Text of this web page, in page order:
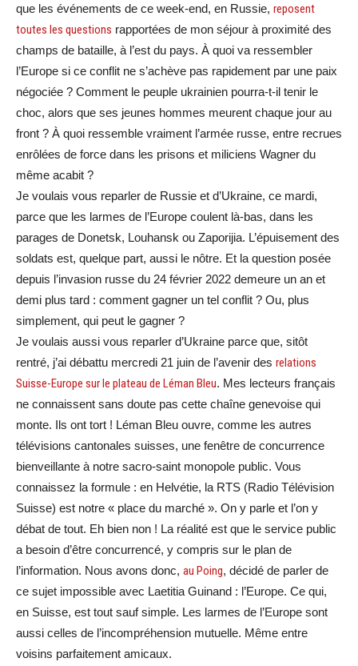
que les événements de ce week-end, en Russie, reposent
toutes les questions rapportées de mon séjour à proximité des
champs de bataille, à l’est du pays. À quoi va ressembler
l’Europe si ce conflit ne s’achève pas rapidement par une paix
négociée ? Comment le peuple ukrainien pourra-t-il tenir le
choc, alors que ses jeunes hommes meurent chaque jour au
front ? À quoi ressemble vraiment l’armée russe, entre recrues
enrôlées de force dans les prisons et miliciens Wagner du
même acabit ?
Je voulais vous reparler de Russie et d’Ukraine, ce mardi,
parce que les larmes de l’Europe coulent là-bas, dans les
parages de Donetsk, Louhansk ou Zaporijia. L’épuisement des
soldats est, quelque part, aussi le nôtre. Et la question posée
depuis l’invasion russe du 24 février 2022 demeure un an et
demi plus tard : comment gagner un tel conflit ? Ou, plus
simplement, qui peut le gagner ?
Je voulais aussi vous reparler d’Ukraine parce que, sitôt
rentré, j’ai débattu mercredi 21 juin de l’avenir des relations
Suisse-Europe sur le plateau de Léman Bleu. Mes lecteurs français
ne connaissent sans doute pas cette chaîne genevoise qui
monte. Ils ont tort ! Léman Bleu ouvre, comme les autres
télévisions cantonales suisses, une fenêtre de concurrence
bienveillante à notre sacro-saint monopole public. Vous
connaissez la formule : en Helvétie, la RTS (Radio Télévision
Suisse) est notre « place du marché ». On y parle et l’on y
débat de tout. Eh bien non ! La réalité est que le service public
a besoin d’être concurrencé, y compris sur le plan de
l’information. Nous avons donc, au Poing, décidé de parler de
ce sujet impossible avec Laetitia Guinand : l’Europe. Ce qui,
en Suisse, est tout sauf simple. Les larmes de l’Europe sont
aussi celles de l’incompréhension mutuelle. Même entre
voisins parfaitement amicaux.